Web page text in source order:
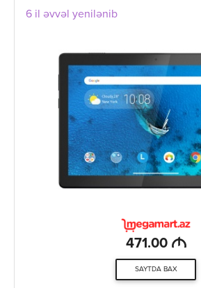
6 il əvvəl yenilənib
471.00 M
SAYTDA BAX